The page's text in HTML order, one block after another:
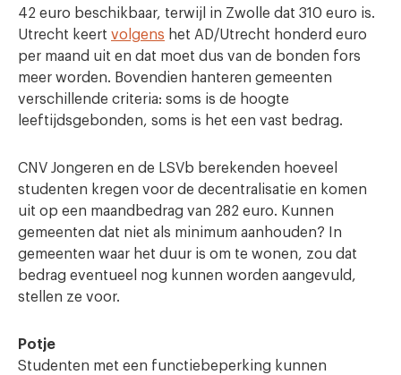
42 euro beschikbaar, terwijl in Zwolle dat 310 euro is.
Utrecht keert volgens het AD/Utrecht honderd euro
per maand uit en dat moet dus van de bonden fors
meer worden. Bovendien hanteren gemeenten
verschillende criteria: soms is de hoogte
leeftijdsgebonden, soms is het een vast bedrag.
CNV Jongeren en de LSVb berekenden hoeveel
studenten kregen voor de decentralisatie en komen
uit op een maandbedrag van 282 euro. Kunnen
gemeenten dat niet als minimum aanhouden? In
gemeenten waar het duur is om te wonen, zou dat
bedrag eventueel nog kunnen worden aangevuld,
stellen ze voor.
Potje
Studenten met een functiebeperking kunnen